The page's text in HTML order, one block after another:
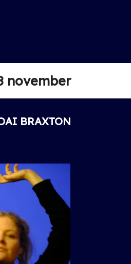
november
BRAXTON